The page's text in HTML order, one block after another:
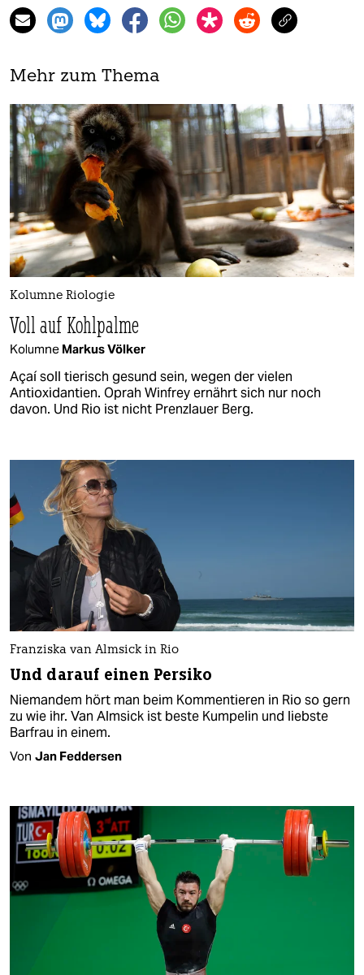
Mehr zum Thema
Kolumne Riologie
Voll auf Kohlpalme
Kolumne Markus Völker
Açaí soll tierisch gesund sein, wegen der vielen
Antioxidantien. Oprah Winfrey ernährt sich nur noch
davon. Und Rio ist nicht Prenzlauer Berg.
Franziska van Almsick in Rio
Und darauf einen Persiko
Niemandem hört man beim Kommentieren in Rio so gern
zu wie ihr. Van Almsick ist beste Kumpelin und liebste
Barfrau in einem.
Von Jan Feddersen